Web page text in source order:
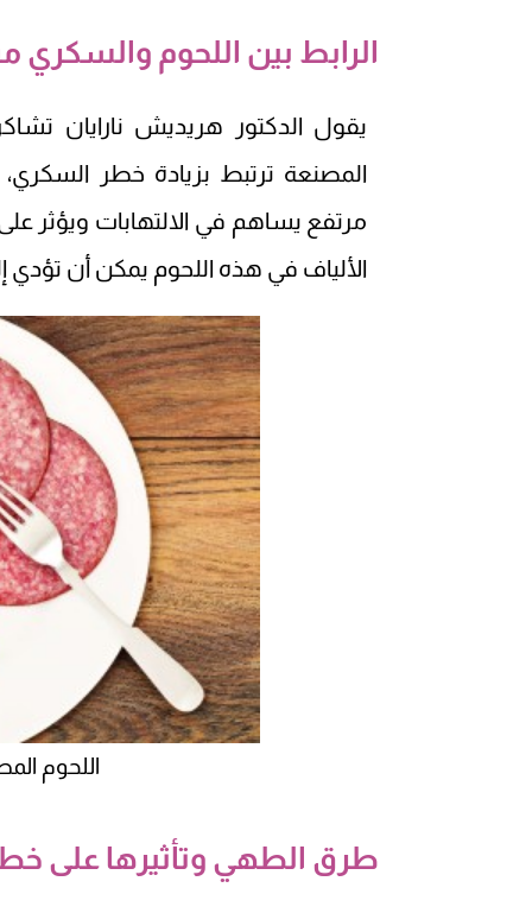
الرابط بين اللحوم والسكري
يقول الدكتور هريديش نارايان
المصنعة ترتبط بزيادة خطر
مرتفع يساهم في الالتهابات ويؤثر
الألياف في هذه اللحوم يمكن أن
اللحوم
طرق الطهي وتأثيرها على